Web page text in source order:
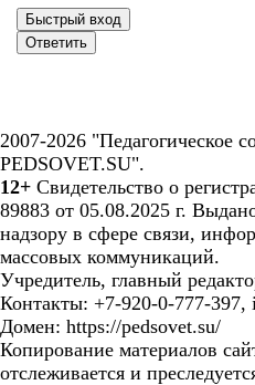
2007-2026 "Педагогическое
PEDSOVET.SU".
12+ Свидетельство о
89883 от 05.08.2025 г.
надзору в сфере связи,
массовых коммуникаций.
Учредитель, главный
Контакты: +7-920-0-777-397,
Домен: https://pedsovet.su/
Копирование материалов
отслеживается и